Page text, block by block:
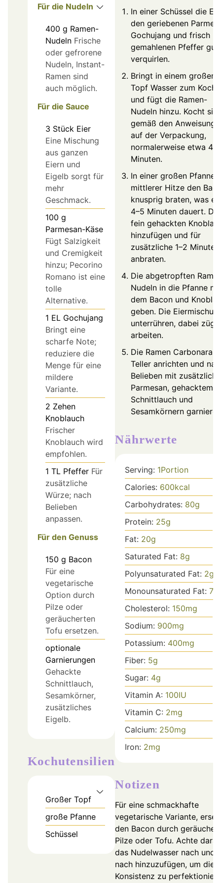
Für die Nudeln
400 g Ramen-
Nudeln Frische
oder gefrorene
Nudeln, Instant-
Ramen sind
auch möglich.
Für die Sauce
3 Stück Eier
Eine Mischung
aus ganzen
Eiern und
Eigelb sorgt für
mehr
Geschmack.
100 g
Parmesan-Käse
Fügt Salzigkeit
und Cremigkeit
hinzu; Pecorino
Romano ist eine
tolle
Alternative.
1 EL Gochujang
Bringt eine
scharfe Note;
reduziere die
Menge für eine
mildere
Variante.
2 Zehen
Knoblauch
Frischer
Knoblauch wird
empfohlen.
1 TL Pfeffer Für
zusätzliche
Würze; nach
Belieben
anpassen.
Für den Genuss
150 g Bacon
Für eine
vegetarische
Option durch
Pilze oder
geräucherten
Tofu ersetzen.
optionale
Garnierungen
Gehackte
Schnittlauch,
Sesamkörner,
zusätzliches
Eigelb.
Kochutensilien
Großer Topf
große Pfanne
Schüssel
In einer Schüssel die
den geriebenen
Gochujang und frisch
gemahlenen Pfeffer gut
verquirlen.
Bringt in einem großen
Topf Wasser zum
und fügt die Ramen-
Nudeln hinzu. Kocht sie
gemäß den
auf der Verpackung,
normalerweise etwa
Minuten.
In einer großen Pfanne
mittlerer Hitze den
knusprig braten, was
4–5 Minuten dauert.
fein gehackten
hinzufügen und für
zusätzliche 1–2 Minuten
anbraten.
Die abgetropften
Nudeln in die Pfanne
dem Bacon und
geben. Die
unterrühren, dabei
arbeiten.
Die Ramen Carbonara
Teller anrichten und
Belieben mit
Parmesan, gehacktem
Schnittlauch und
Sesamkörnern
Nährwerte
Serving: 1Portion
Calories: 600kcal
Carbohydrates: 80g
Protein: 25g
Fat: 20g
Saturated Fat: 8g
Polyunsaturated Fat: 2g
Monounsaturated Fat:7
Cholesterol: 150mg
Sodium: 900mg
Potassium: 400mg
Fiber: 5g
Sugar: 4g
Vitamin A: 100IU
Vitamin C: 2mg
Calcium: 250mg
Iron: 2mg
Notizen
Für eine schmackhafte
vegetarische Variante,
den Bacon durch
Pilze oder Tofu. Achte
das Nudelwasser nach und
nach hinzuzufügen, um die
Konsistenz zu